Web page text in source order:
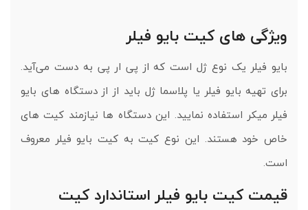
ویژگی های کیت بایو فیلر
بایو فیلر یک نوع ژل است که از پی ار پی به دست می‌آید.
برای تهیه بایو فیلر یا پلاسما ژل باید از از دستگاه های بایو
فیلر میکر استفاده نمایید. این دستگاه ها نیازمند کیت های
خاص خود هستند. این نوع کیت به کیت بایو فیلر معروف
است.
قیمت کیت بایو فیلر استاندارد کیت